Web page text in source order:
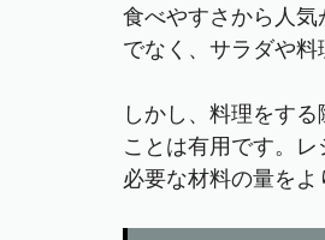
食べやすさから人
でなく、サラダや料
しかし、料理をす
ことは有用です。
必要な材料の量をよ